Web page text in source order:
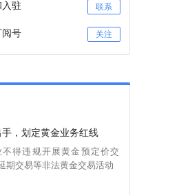
驻 联系
阅号 关注
，划定黄金业务红线
得违规开展黄金预定价交
期交易等非法黄金交易活动